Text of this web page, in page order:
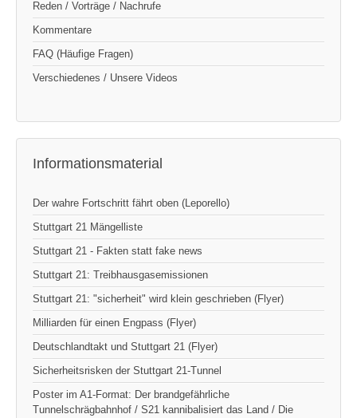
Reden / Vorträge / Nachrufe
Kommentare
FAQ (Häufige Fragen)
Verschiedenes / Unsere Videos
Informationsmaterial
Der wahre Fortschritt fährt oben (Leporello)
Stuttgart 21 Mängelliste
Stuttgart 21 - Fakten statt fake news
Stuttgart 21: Treibhausgasemissionen
Stuttgart 21: "sicherheit" wird klein geschrieben (Flyer)
Milliarden für einen Engpass (Flyer)
Deutschlandtakt und Stuttgart 21 (Flyer)
Sicherheitsrisken der Stuttgart 21-Tunnel
Poster im A1-Format: Der brandgefährliche
Tunnelschrägbahnhof / S21 kannibalisiert das Land / Die